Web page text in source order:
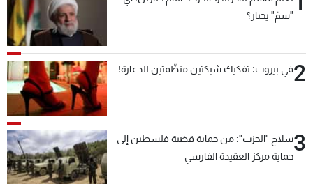
"سمّ" يختار؟
2في بيروت: تفكيك شبكتين منظّمتين للدعارة!
3سلاح "الحزب": من حماية قضية فلسطين إلى
حماية مركز العقيدة الفارسي